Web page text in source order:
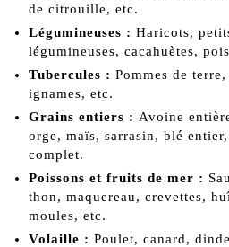
de citrouille, etc.
Légumineuses :Haricots,
légumineuses, cacahuètes,
Tubercules :Pommes de
ignames, etc.
Grains entiers : Avoine
orge, maïs, sarrasin, blé
complet.
Poissons et fruits de mer :
thon, maquereau, crevettes,
moules, etc.
Volaille :Poulet, canard,